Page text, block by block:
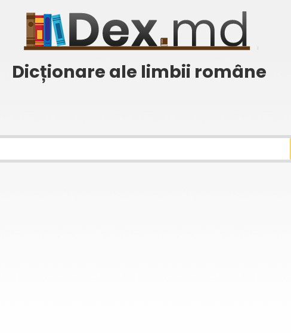
Dicționare ale limbii române